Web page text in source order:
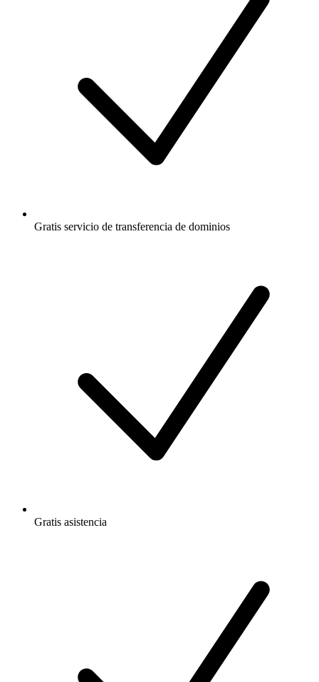
Gratis servicio de transferencia de dominios
Gratis asistencia